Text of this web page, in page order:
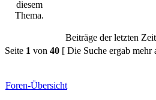
Beiträge der letzten
Seite 1 von 40 [ Die Suche ergab mehr
Foren-Übersicht